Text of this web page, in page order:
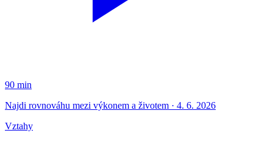
90 min
Najdi rovnováhu mezi výkonem a životem · 4. 6. 2026
Vztahy